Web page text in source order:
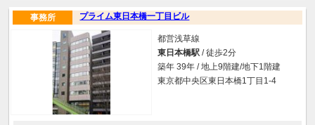
プライム東日本橋一丁目ビル
事務所
都営浅草線
東日本橋駅 / 徒歩2分
築年 39年 / 地上9階建/地下1階建
東京都中央区東日本橋1丁目1-4